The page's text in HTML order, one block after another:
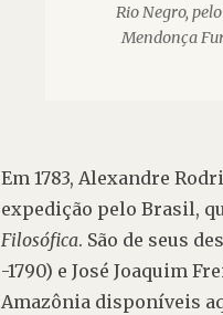
Rio Negro,
Mendonça
Em 1783, Alexandre
expedição pelo Brasil,
Filosófica. São de seus
-1790) e José Joaquim
Amazônia disponíveis